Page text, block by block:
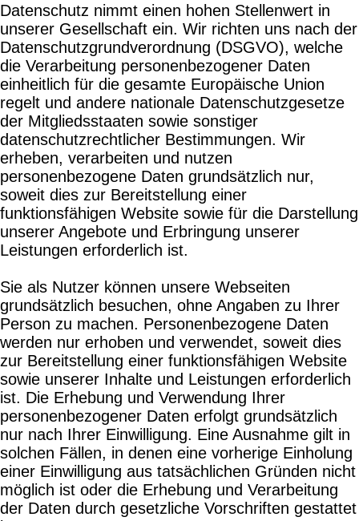
Datenschutz nimmt einen hohen Stellenwert in
unserer Gesellschaft ein. Wir richten uns nach der
Datenschutzgrundverordnung (DSGVO), welche
die Verarbeitung personenbezogener Daten
einheitlich für die gesamte Europäische Union
regelt und andere nationale Datenschutzgesetze
der Mitgliedsstaaten sowie sonstiger
datenschutzrechtlicher Bestimmungen. Wir
erheben, verarbeiten und nutzen
personenbezogene Daten grundsätzlich nur,
soweit dies zur Bereitstellung einer
funktionsfähigen Website sowie für die Darstellung
unserer Angebote und Erbringung unserer
Leistungen erforderlich ist.
Sie als Nutzer können unsere Webseiten
grundsätzlich besuchen, ohne Angaben zu Ihrer
Person zu machen. Personenbezogene Daten
werden nur erhoben und verwendet, soweit dies
zur Bereitstellung einer funktionsfähigen Website
sowie unserer Inhalte und Leistungen erforderlich
ist. Die Erhebung und Verwendung Ihrer
personenbezogener Daten erfolgt grundsätzlich
nur nach Ihrer Einwilligung. Eine Ausnahme gilt in
solchen Fällen, in denen eine vorherige Einholung
einer Einwilligung aus tatsächlichen Gründen nicht
möglich ist oder die Erhebung und Verarbeitung
der Daten durch gesetzliche Vorschriften gestattet